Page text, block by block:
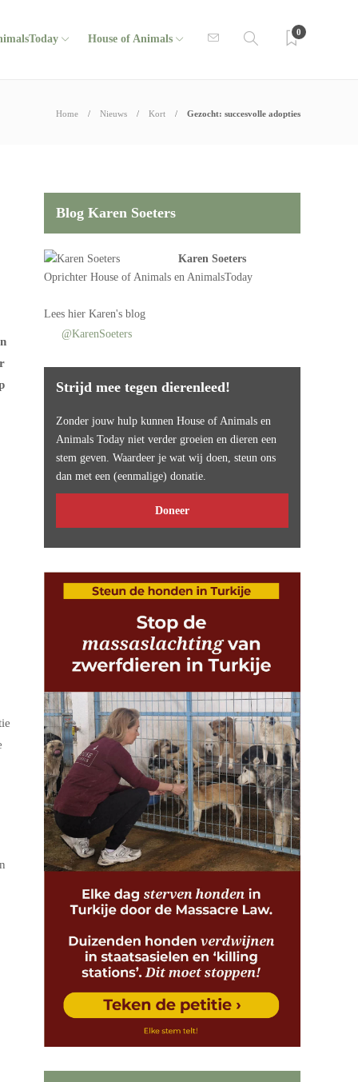
House of Animals
0
Home Nieuws Kort Gezocht: succesvolle adopties
Blog Karen Soeters
Karen Soeters
OprichterHouse of Animals en AnimalsToday
Leeshier Karen's blog
@KarenSoeters
Strijd mee tegen dierenleed!
Zonder jouw hulp kunnen House of Animals en
Animals Today niet verder groeien en dieren een
stem geven. Waardeer je wat wij doen, steun ons
dan met een (eenmalige) donatie.
Doneer